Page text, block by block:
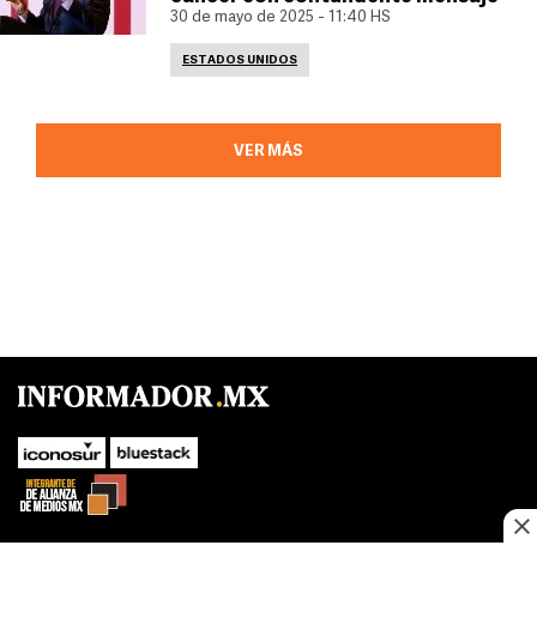
30 de mayo de 2025 - 11:40 HS
ESTADOS UNIDOS
VER MÁS